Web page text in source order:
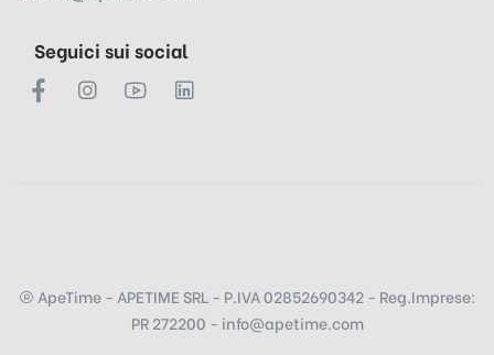
Seguici sui social
ApeTime - APETIME SRL - P.IVA 02852690342 - Reg.Imprese:
PR 272200 - info@apetime.com